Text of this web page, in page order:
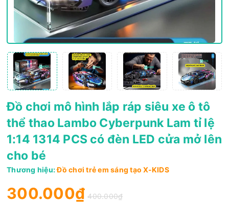
Đồ chơi mô hình lắp ráp siêu xe ô tô
thể thao Lambo Cyberpunk Lam tỉ lệ
1:14 1314 PCS có đèn LED cửa mở lên
cho bé
Thương hiệu:Đồ chơi trẻ em sáng tạo X-KIDS
300.000₫ 400.000₫